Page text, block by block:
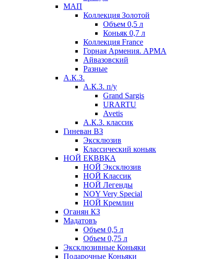
МАП
Коллекция Золотой
Объем 0,5 л
Коньяк 0,7 л
Коллекция France
Горная Армения. АРМА
Айвазовский
Разные
А.К.З.
А.К.З. п/у
Grand Sargis
URARTU
Avetis
А.К.З. классик
Гиневан ВЗ
Эксклюзив
Классический коньяк
НОЙ ЕКВВКА
НОЙ Эксклюзив
НОЙ Классик
НОЙ Легенды
NOY Very Speсial
НОЙ Кремлин
Оганян КЗ
Мадатовъ
Объем 0,5 л
Объем 0,75 л
Эксклюзивные Коньяки
Подарочные Коньяки